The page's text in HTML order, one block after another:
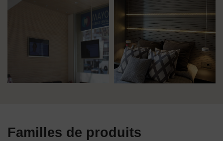
Familles de produits